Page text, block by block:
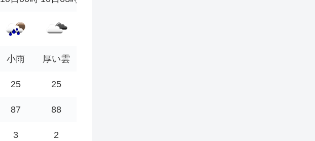
小雨 厚い雲
25 25
87 88
3 2